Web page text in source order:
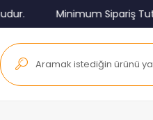
Minimum Sipariş Tutarı